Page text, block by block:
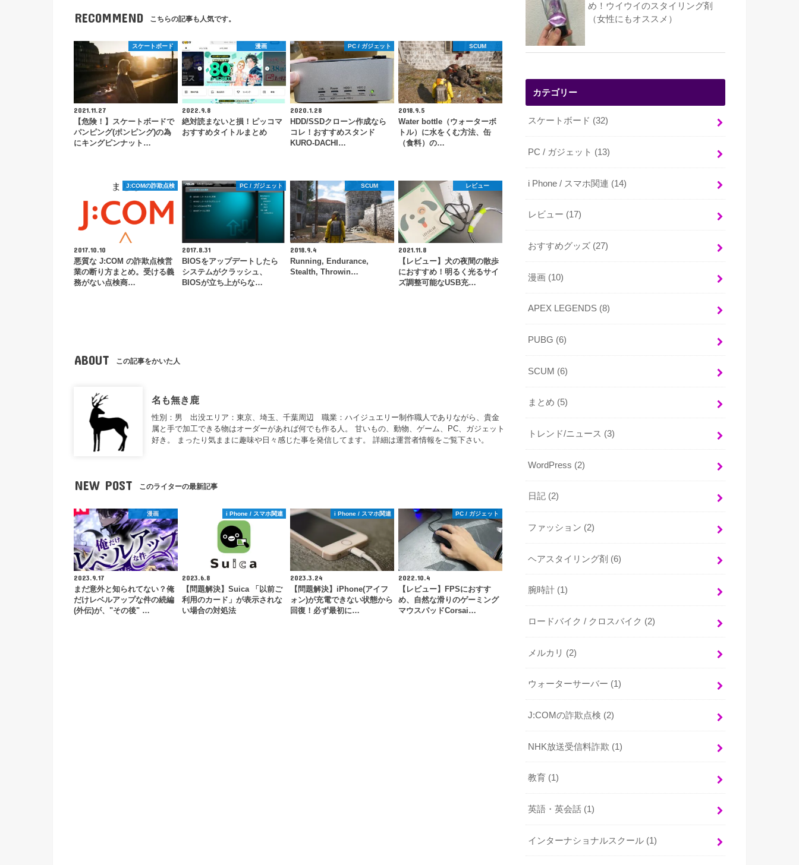
RECOMMEND こちらの記事も人気です。
スケートボード
2021.11.27
【危険！】スケートボードで
パンピング(ポンピング)の為
にキングピンナット…
漫画
2022.9.8
絶対読まないと損！ピッコマ
おすすめタイトルまとめ
PC / ガジェット
2020.1.28
HDD/SSDクローン作成なら
コレ！おすすめスタンド
KURO-DACHI…
SCUM
2018.9.5
Water bottle（ウォーターボ
トル）に水をくむ方法、缶
（食料）の…
J:COMの詐欺点検
2017.10.10
悪質な J:COM の詐欺点検営
業の断り方まとめ。受ける義
務がない点検商…
PC / ガジェット
2017.8.31
BIOSをアップデートしたら
システムがクラッシュ、
BIOSが立ち上がらな…
SCUM
2018.9.4
Running, Endurance,
Stealth, Throwin…
レビュー
2021.11.8
【レビュー】犬の夜間の散歩
におすすめ！明るく光るサイ
ズ調整可能なUSB充…
ABOUT この記事をかいた人
名も無き鹿
性別：男 出没エリア：東京、埼玉、千葉周辺 職業：ハイジュエリー制作職人でありながら、貴金
属と手で加工できる物はオーダーがあれば何でも作る人。 甘いもの、動物、ゲーム、PC、ガジェット
好き。 まったり気ままに趣味や日々感じた事を発信してます。 詳細は運営者情報をご覧下さい。
NEW POST このライターの最新記事
漫画
2023.9.17
まだ意外と知られてない？俺
だけレベルアップな件の続編
(外伝)が、"その後" …
i Phone / スマホ関連
2023.6.8
【問題解決】Suica 「以前ご
利用のカード」が表示されな
い場合の対処法
i Phone / スマホ関連
2023.3.24
【問題解決】iPhone(アイフ
ォン)が充電できない状態から
回復！必ず最初に…
PC / ガジェット
2022.10.4
【レビュー】FPSにおすす
め、自然な滑りのゲーミング
マウスパッドCorsai…
め！ウイウイのスタイリング剤
（女性にもオススメ）
カテゴリー
スケートボード (32)
PC / ガジェット (13)
i Phone / スマホ関連 (14)
レビュー (17)
おすすめグッズ (27)
漫画 (10)
APEX LEGENDS (8)
PUBG (6)
SCUM (6)
まとめ (5)
トレンド/ニュース (3)
WordPress (2)
日記 (2)
ファッション (2)
ヘアスタイリング剤 (6)
腕時計 (1)
ロードバイク / クロスバイク (2)
メルカリ (2)
ウォーターサーバー (1)
J:COMの詐欺点検 (2)
NHK放送受信料詐欺 (1)
教育 (1)
英語・英会話 (1)
インターナショナルスクール (1)